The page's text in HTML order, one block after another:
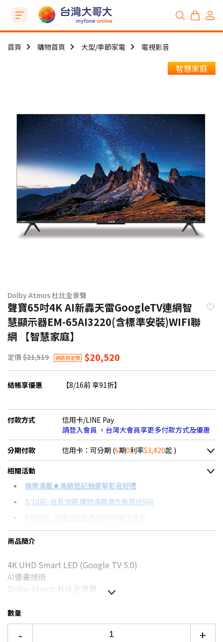
首頁 購物首頁 大型/季節家電 電視影音
智慧家庭
Dolby Atmos 杜比全景聲
聲寶65吋4K AI新轟天雷GoogleTV連網智
慧顯示器EM-65AI3220(含標準安裝)WIFI聯
網 【智慧家庭】
定價 $21,519 網路限定價 $20,520
結帳享優惠 【8/16前 享91折】
付款方式
信用卡/LINE Pay
請登入會員 ，台灣大會員享更多付款方式及優惠
分期付款 信用卡：可分期 (6期0利率$3,420起 )
＊實際可分期數、適用利率，請以購物車顯示為主
信用卡分期
分期數
6期 0利率
12期
24期
每期金額
$1,829
配合銀行/業者
相關活動
娛樂滿載★滿額登記抽豪華影音好禮
8/10前~爸氣加碼 購物滿額滿件最高送$68
8月限定~首購登記最高領$888電子禮券
台灣大哥大Open Possible聯名卡滿額最高回饋25%
65吋4K OLED電視推薦→點我看達人教你買
商品簡介
4K UHD Smart LED (Google TV 5.0)
AI優畫技術
Dolby Atmos 杜比全景聲
如無電梯，2樓(含)以上，現場或先匯款收取樓層搬運費
數量
- +